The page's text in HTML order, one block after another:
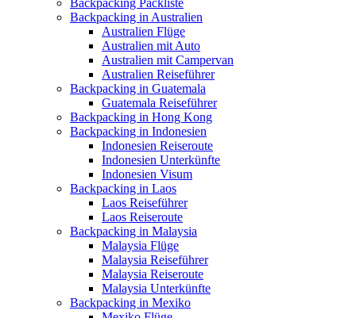
Backpacking Packliste
Backpacking in Australien
Australien Flüge
Australien mit Auto
Australien mit Campervan
Australien Reiseführer
Backpacking in Guatemala
Guatemala Reiseführer
Backpacking in Hong Kong
Backpacking in Indonesien
Indonesien Reiseroute
Indonesien Unterkünfte
Indonesien Visum
Backpacking in Laos
Laos Reiseführer
Laos Reiseroute
Backpacking in Malaysia
Malaysia Flüge
Malaysia Reiseführer
Malaysia Reiseroute
Malaysia Unterkünfte
Backpacking in Mexiko